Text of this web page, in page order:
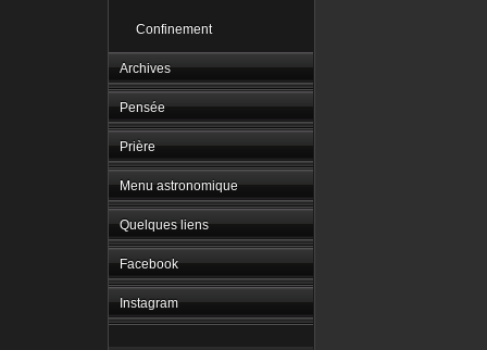
Confinement
Archives
Pensée
Prière
Menu astronomique
Quelques liens
Facebook
Instagram